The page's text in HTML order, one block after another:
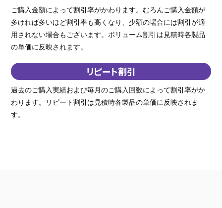
ご購入金額によって割引率がかわります。むろんご購入金額が
多ければ多いほど割引率も高くなり、少額の場合には割引が適
用されない場合もございます。ボリューム割引は見積時各製品
の単価に反映されます。
リピート割引
過去のご購入実績および毎月のご購入回数によって割引率がか
わります。リピート割引は見積時各製品の単価に反映されま
す。